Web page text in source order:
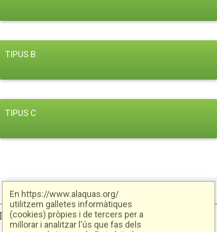
En https://www.alaquas.org/
utilitzem galletes informàtiques
(cookies) pròpies i de tercers per a
millorar i analitzar l'ús que fas dels
TIPUS B
TIPUS C
Ajuntament d'Alaquàs Creative Commons